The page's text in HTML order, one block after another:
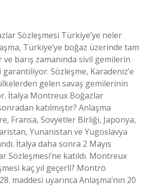
Sözleşmesi Türkiye’ye neler
Türkiye’ye boğaz üzerinde tam
barış zamanında sivil gemilerin
Sözleşme, Karadeniz’e
ülkelerden gelen savaş gemilerinin
İtalya Montreux Boğazlar
katılmıştır? Anlaşma
Fransa, Sovyetler Birliği, Japonya,
Yunanistan ve Yugoslavya
İtalya daha sonra 2 Mayıs
Sözleşmesi’ne katıldı. Montreux
kaç yıl geçerli? Montrö
maddesi uyarınca Anlaşma’nın 20